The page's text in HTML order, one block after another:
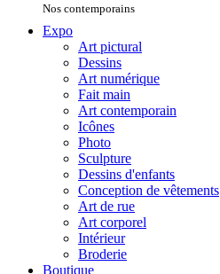
Nos contemporains
Expo
Art pictural
Dessins
Art numérique
Fait main
Art contemporain
Icônes
Photo
Sculpture
Dessins d'enfants
Conception de vêtements
Art de rue
Art corporel
Intérieur
Broderie
Boutique